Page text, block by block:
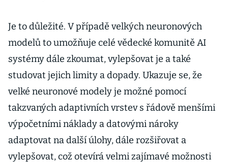
Je to důležité. V případě velkých neuronových
modelů to umožňuje celé vědecké komunitě AI
systémy dále zkoumat, vylepšovat je a také
studovat jejich limity a dopady. Ukazuje se, že
velké neuronové modely je možné pomocí
takzvaných adaptivních vrstev s řádově menšími
výpočetními náklady a datovými nároky
adaptovat na další úlohy, dále rozšiřovat a
vylepšovat, což otevírá velmi zajímavé možnosti